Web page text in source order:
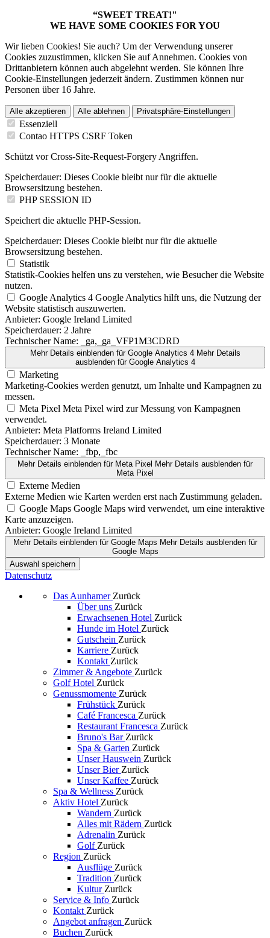
“SWEET TREAT!"
WE HAVE SOME COOKIES FOR YOU
Wir lieben Cookies! Sie auch? Um der Verwendung unserer
Cookies zuzustimmen, klicken Sie auf Annehmen. Cookies von
Drittanbietern können auch abgelehnt werden. Sie können Ihre
Cookie-Einstellungen jederzeit ändern. Zustimmen können nur
Personen über 16 Jahre.
Alle akzeptieren Alle ablehnen Privatsphäre-Einstellungen
Essenziell
Contao HTTPS CSRF Token
Schützt vor Cross-Site-Request-Forgery Angriffen.
Speicherdauer: Dieses Cookie bleibt nur für die aktuelle
Browsersitzung bestehen.
PHP SESSION ID
Speichert die aktuelle PHP-Session.
Speicherdauer: Dieses Cookie bleibt nur für die aktuelle
Browsersitzung bestehen.
Statistik
Statistik-Cookies helfen uns zu verstehen, wie Besucher die Website
nutzen.
Google Analytics 4 Google Analytics hilft uns, die Nutzung der
Website statistisch auszuwerten.
Anbieter: Google Ireland Limited
Speicherdauer: 2 Jahre
Technischer Name: _ga,_ga_VFP1M3CDRD
Mehr Details einblendenfür Google Analytics 4 Mehr Details
ausblendenfür Google Analytics 4
Marketing
Marketing-Cookies werden genutzt, um Inhalte und Kampagnen zu
messen.
Meta Pixel Meta Pixel wird zur Messung von Kampagnen
verwendet.
Anbieter: Meta Platforms Ireland Limited
Speicherdauer: 3 Monate
Technischer Name: _fbp,_fbc
Mehr Details einblenden für Meta Pixel Mehr Details ausblenden für
Meta Pixel
Externe Medien
Externe Medien wie Karten werden erst nach Zustimmung geladen.
Google Maps Google Maps wird verwendet, um eine interaktive
Karte anzuzeigen.
Anbieter: Google Ireland Limited
Mehr Details einblendenfür Google Maps Mehr Details ausblendenfür
Google Maps
Auswahl speichern
Datenschutz
Das Aunhamer Zurück
Über uns Zurück
Erwachsenen Hotel Zurück
Hunde im Hotel Zurück
Gutschein Zurück
Karriere Zurück
Kontakt Zurück
Zimmer & Angebote Zurück
Golf Hotel Zurück
Genussmomente Zurück
Frühstück Zurück
Café Francesca Zurück
Restaurant Francesca Zurück
Bruno's Bar Zurück
Spa & Garten Zurück
Unser Hauswein Zurück
Unser Bier Zurück
Unser Kaffee Zurück
Spa & Wellness Zurück
Aktiv Hotel Zurück
Wandern Zurück
Alles mit Rädern Zurück
Adrenalin Zurück
Golf Zurück
Region Zurück
Ausflüge Zurück
Tradition Zurück
Kultur Zurück
Service & Info Zurück
Kontakt Zurück
Angebot anfragen Zurück
Buchen Zurück